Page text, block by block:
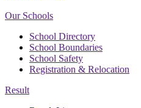
Our Schools
School Directory
School Boundaries
School Safety
Registration & Relocation
Result